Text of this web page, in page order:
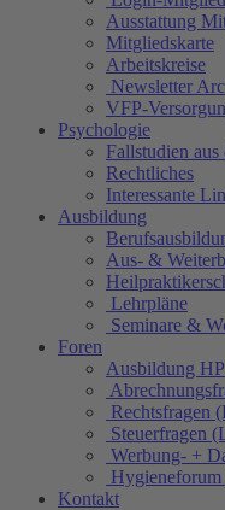
Ausstattung
Mitgliedskarte
Arbeitskreise
Newsletter
VFP-
Psychologie
Fallstudien aus
Rechtliches
Interessante
Ausbildung
Aus- &
Lehrpläne
Seminare &
Foren
Ausbildung
Rechtsfragen
Steuerfragen
Werbung- +
Kontakt